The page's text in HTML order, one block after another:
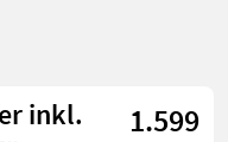
inkl.
1.599